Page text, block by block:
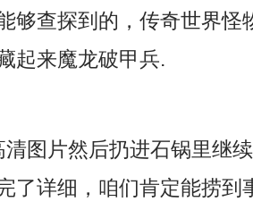
够查探到的，传奇世界怪
起来魔龙破甲兵.
图片然后扔进石锅里继
了详细，咱们肯定能捞到